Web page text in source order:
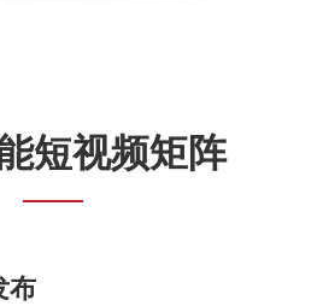
短视频矩阵
布